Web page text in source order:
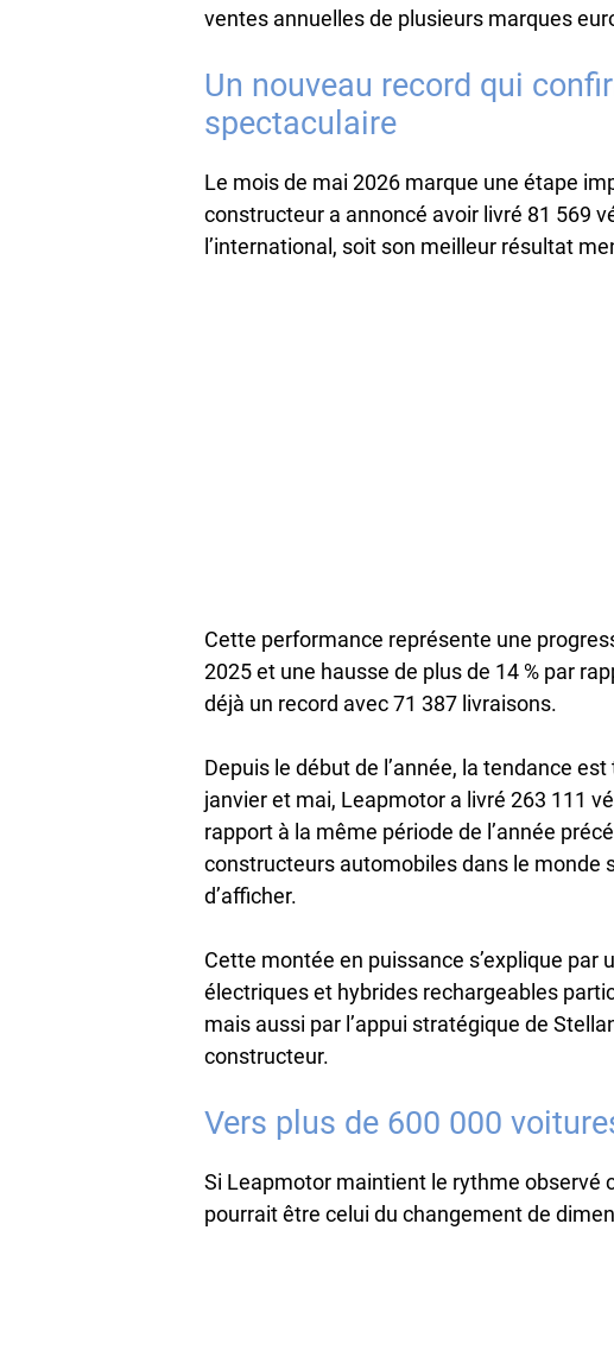
ventes annuelles de plusieurs marques
Un nouveau record qui
spectaculaire
Le mois de mai 2026 marque une étape
constructeur a annoncé avoir livré 81 569
l’international, soit son meilleur résultat
Cette performance représente une
2025 et une hausse de plus de 14 % par
déjà un record avec 71 387 livraisons.
Depuis le début de l’année, la tendance
janvier et mai, Leapmotor a livré 263 111
rapport à la même période de l’année
constructeurs automobiles dans le monde
d’afficher.
Cette montée en puissance s’explique par
électriques et hybrides rechargeables
mais aussi par l’appui stratégique de
constructeur.
Vers plus de 600 000
Si Leapmotor maintient le rythme observé
pourrait être celui du changement de